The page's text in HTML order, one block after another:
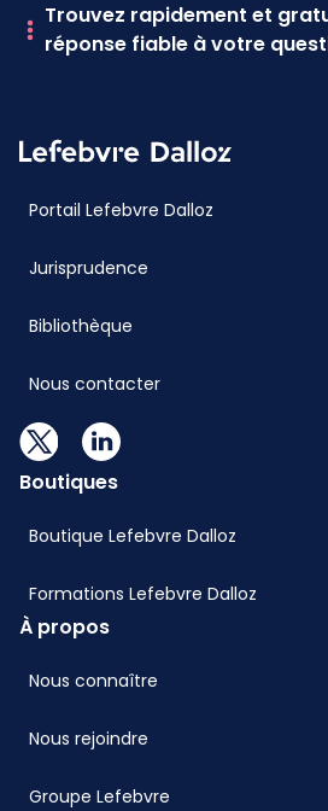
Trouvez rapidement et
réponse fiable à votre
Portail Lefebvre Dalloz
Jurisprudence
Bibliothèque
Nous contacter
Boutiques
Boutique Lefebvre Dalloz
Formations Lefebvre Dalloz
À propos
Nous connaître
Nous rejoindre
Groupe Lefebvre